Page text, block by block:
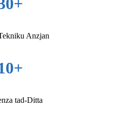
Anzjan
tad-Ditta